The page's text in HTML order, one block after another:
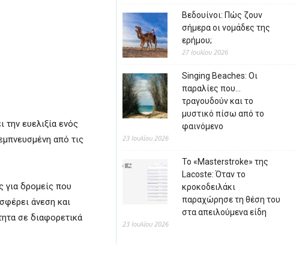
την ευελιξία ενός
από τις
για δρομείς που
άνεση και
σε διαφορετικά
Βεδουίνοι: Πώς ζουν
σήμερα οι νομάδες της
ερήμου;
27 Ιουλίου 2026
Singing Beaches: Οι
παραλίες που…
τραγουδούν και το
μυστικό πίσω από το
φαινόμενο
23 Ιουλίου 2026
Το «Masterstroke» της
Lacoste: Όταν το
κροκοδειλάκι
παραχώρησε τη θέση του
στα απειλούμενα είδη
23 Ιουλίου 2026